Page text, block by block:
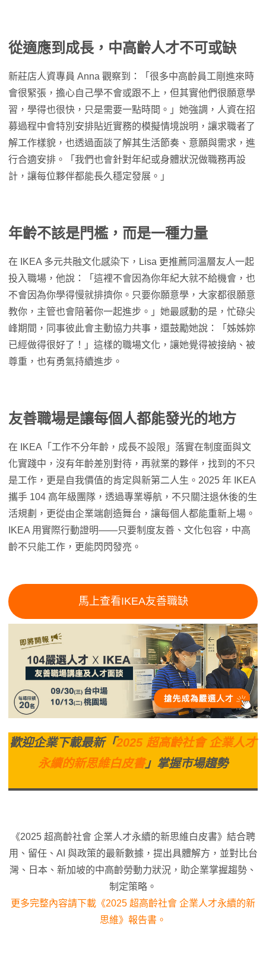
從適應到成長，中高齡人才不可或缺
新莊店人資專員 Anna 觀察到：「很多中高齡員工剛進來時
會很緊張，擔心自己學不會或跟不上，但其實他們很願意學
習，學得也很快，只是需要一點時間。」她強調，人資在招
募過程中會特別安排貼近實務的模擬情境說明，讓求職者了
解工作樣貌，也透過面談了解其生活節奏、意願與需求，進
行合適安排。「我們也會針對年紀或身體狀況做職務再設
計，讓每位夥伴都能長久穩定發展。」
年齡不該是門檻，而是一種力量
在 IKEA 多元共融文化感染下，Lisa 更推薦同溫層友人一起
投入職場，他說：「這裡不會因為你年紀大就不給機會，也
不會因為你學得慢就排擠你。只要你願意學，大家都很願意
教你，主管也會陪著你一起進步。」她最感動的是，忙碌尖
峰期間，同事彼此會主動協力共事，還鼓勵她說：「姊姊妳
已經做得很好了！」這樣的職場文化，讓她覺得被接納、被
尊重，也有勇氣持續進步。
友善職場是讓每個人都能發光的地方
在 IKEA「工作不分年齡，成長不設限」落實在制度面與文
化實踐中，沒有年齡差別對待，再就業的夥伴，找到的不只
是工作，更是自我價值的肯定與新第二人生。2025 年 IKEA
攜手 104 高年級團隊，透過專業導航，不只關注退休後的生
活規劃，更從由企業端創造舞台，讓每個人都能重新上場。
IKEA 用實際行動證明——只要制度友善、文化包容，中高
齡不只能工作，更能閃閃發亮。
馬上查看IKEA友善職缺
歡迎企業下載最新「2025 超高齡社會 企業人才
永續的新思維白皮書」掌握市場趨勢
《2025 超高齡社會 企業人才永續的新思維白皮書》結合聘
用、留任、AI 與政策的最新數據，提出具體解方，並對比台
灣、日本、新加坡的中高齡勞動力狀況，助企業掌握趨勢、
制定策略。
更多完整內容請下載《2025 超高齡社會 企業人才永續的新
思維》報告書。